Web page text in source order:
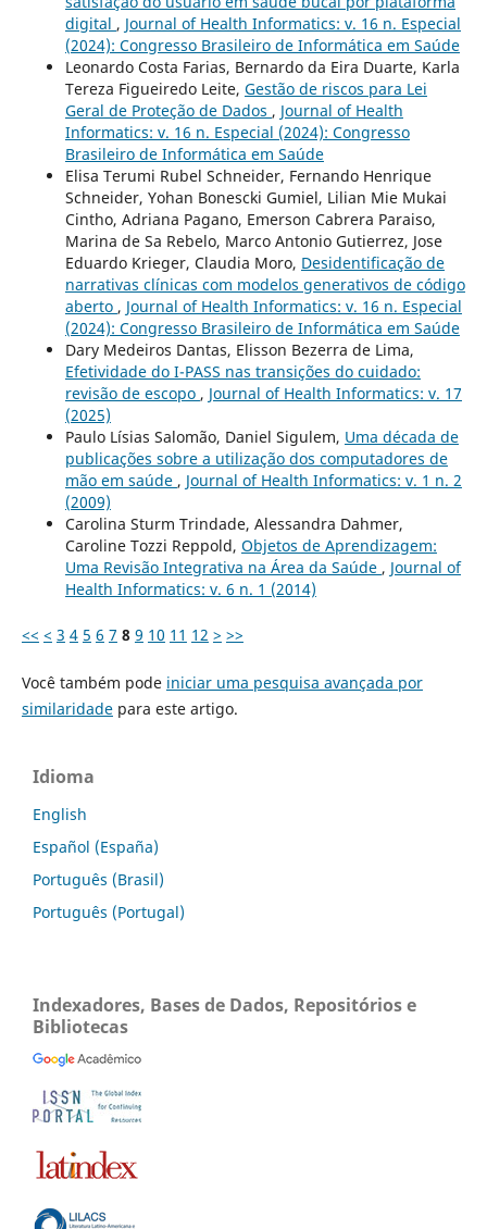
digital , Journal of Health Informatics: v. 16 n. Especial
(2024): Congresso Brasileiro de Informática em Saúde
Leonardo Costa Farias, Bernardo da Eira Duarte, Karla
Tereza Figueiredo Leite, Gestão de riscos para Lei
Geral de Proteção de Dados , Journal of Health
Informatics: v. 16 n. Especial (2024): Congresso
Brasileiro de Informática em Saúde
Elisa Terumi Rubel Schneider, Fernando Henrique
Schneider, Yohan Bonescki Gumiel, Lilian Mie Mukai
Cintho, Adriana Pagano, Emerson Cabrera Paraiso,
Marina de Sa Rebelo, Marco Antonio Gutierrez, Jose
Eduardo Krieger, Claudia Moro, Desidentificação de
narrativas clínicas com modelos generativos de código
aberto , Journal of Health Informatics: v. 16 n. Especial
(2024): Congresso Brasileiro de Informática em Saúde
Dary Medeiros Dantas, Elisson Bezerra de Lima,
Efetividade do I-PASS nas transições do cuidado:
revisão de escopo , Journal of Health Informatics: v. 17
(2025)
Paulo Lísias Salomão, Daniel Sigulem, Uma década de
publicações sobre a utilização dos computadores de
mão em saúde , Journal of Health Informatics: v. 1 n. 2
(2009)
Carolina Sturm Trindade, Alessandra Dahmer,
Caroline Tozzi Reppold, Objetos de Aprendizagem:
Uma Revisão Integrativa na Área da Saúde , Journal of
Health Informatics: v. 6 n. 1 (2014)
<< < 3 4 5 6 7 8 9 10 11 12 > >>
Você também pode iniciar uma pesquisa avançada por
similaridadepara este artigo.
Idioma
English
Español (España)
Português (Brasil)
Português (Portugal)
Indexadores, Bases de Dados, Repositórios e
Bibliotecas